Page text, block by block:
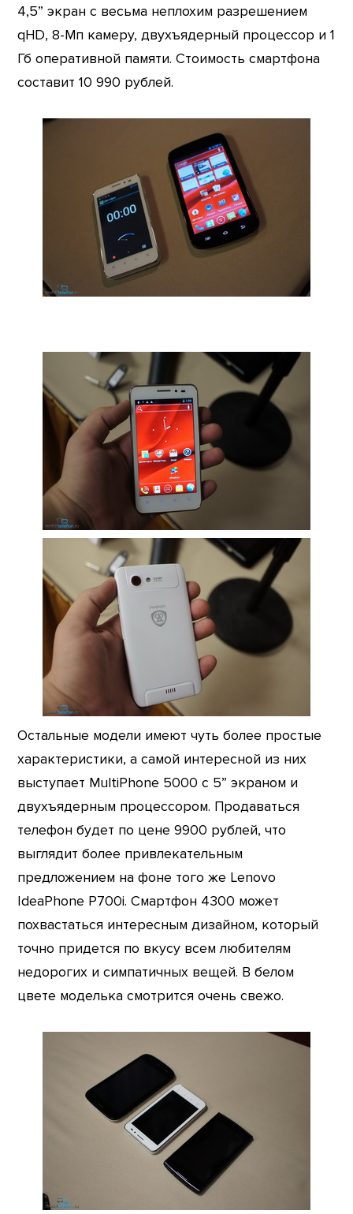
4,5” экран с весьма неплохим разрешением
qHD, 8-Мп камеру, двухъядерный процессор и 1
Гб оперативной памяти. Стоимость смартфона
составит 10 990 рублей.
Остальные модели имеют чуть более простые
характеристики, а самой интересной из них
выступает MultiPhone 5000 с 5” экраном и
двухъядерным процессором. Продаваться
телефон будет по цене 9900 рублей, что
выглядит более привлекательным
предложением на фоне того же Lenovo
IdeaPhone P700i. Смартфон 4300 может
похвастаться интересным дизайном, который
точно придется по вкусу всем любителям
недорогих и симпатичных вещей. В белом
цвете моделька смотрится очень свежо.